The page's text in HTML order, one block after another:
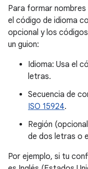
Para formar
el código de idioma
opcional y los
un guion:
Idioma: Usa el
letras.
Secuencia de
ISO 15924.
Región
de dos letras o
Por ejemplo, si tu